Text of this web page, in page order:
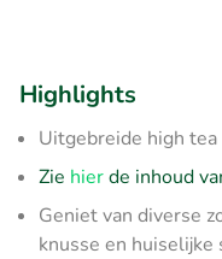
Highlights
Uitgebreide high
Zie hierde inhoud
Geniet van diverse
knusse en huiselijke